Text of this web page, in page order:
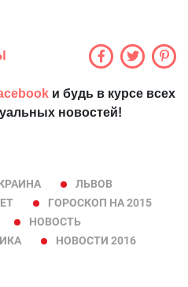
и будь в курсе всех
новостей!
ЛЬВОВ
ГОРОСКОП НА 2015
НОВОСТЬ
НОВОСТИ 2016